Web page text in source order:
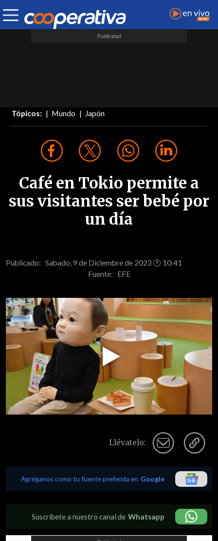
Tópicos: Mundo Japón
Café en Tokio permite a
sus visitantes ser bebé por
un día
Publicado: Sabado, 9 de Diciembre de 2023 🕐 10:41
Fuente: EFE
Play
Video
Llévatelo:
Agréganos como tu fuente preferida en Google
Suscríbete a nuestro canal de Whatsapp